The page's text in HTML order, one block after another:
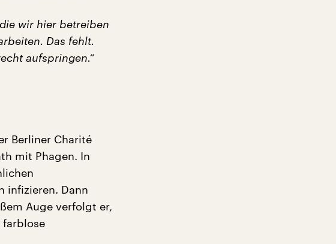
wir hier betreiben
Das fehlt.
aufspringen.“
Berliner Charité
mit Phagen. In
infizieren. Dann
Auge verfolgt er,
farblose